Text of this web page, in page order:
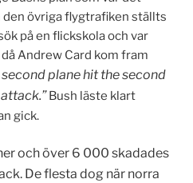
övriga flygtrafiken ställts
på en flickskola och var
Andrew Card kom fram
second plane hit the second
Bush läste klart
gick.
och över 6 000 skadades
De flesta dog när norra